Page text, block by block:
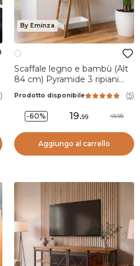
)
By Eminza
Scaffale legno e bambù (Alt
84 cm) Pyramide 3 ripiani
Prodotto disponibile (5)
-60% 19.99 49.99
Aggiungo al carrello